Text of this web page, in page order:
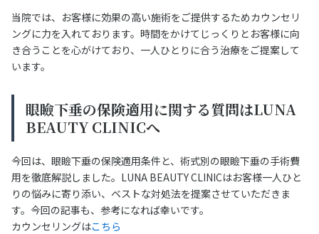
当院では、お客様に効果の高い施術をご提供するためカウンセリ
ングに力を入れております。時間をかけてじっくりとお客様に向
き合うことを心がけており、一人ひとりに合う治療をご提案して
います。
眼瞼下垂の保険適用に関する質問はLUNA
BEAUTY CLINICへ
今回は、眼瞼下垂の保険適用条件と、術式別の眼瞼下垂の手術費
用を徹底解説しました。LUNA BEAUTY CLINICはお客様一人ひと
りの悩みに寄り添い、ベストな対処法を提案させていただきま
す。今回の記事も、参考になれば幸いです。
カウンセリングはこちら